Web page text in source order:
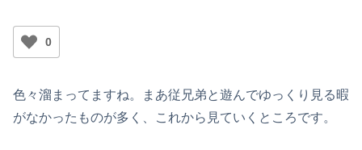
0
色々溜まってますね。まあ従兄弟と遊んでゆっくり見る暇
がなかったものが多く、これから見ていくところです。